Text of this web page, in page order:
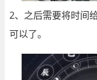
2、之后需要将时间
可以了。